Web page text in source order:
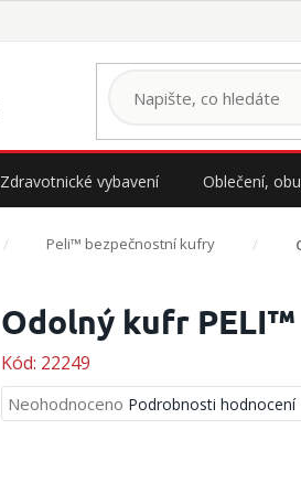
Zdravotnické vybavení Oblečení,
Peli™ bezpečnostní kufry
Odolný kufr PELI™
Kód: 22249
Průměrné
hodnocení
Neohodnoceno Podrobnosti hodnocení